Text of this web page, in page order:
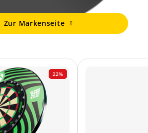
Zur Markenseite
22%